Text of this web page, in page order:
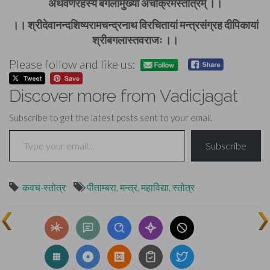
अथर्वणरहस्ये बगलामुख्या अर्चाक्रमस्तोत्रम् ।।
।। श्रीदेवानन्दशिष्यरामचन्द्रनाथ विरचितायां मन्त्रसंग्रह दीपिकायां
श्रीबगलास्तवराजः ।।
Please follow and like us:
Discover more from Vadicjagat
Subscribe to get the latest posts sent to your email.
Type your email…
Subscribe
कवच-स्तोत्र पीताम्बरा मन्त्र महाविद्या स्तोत्र